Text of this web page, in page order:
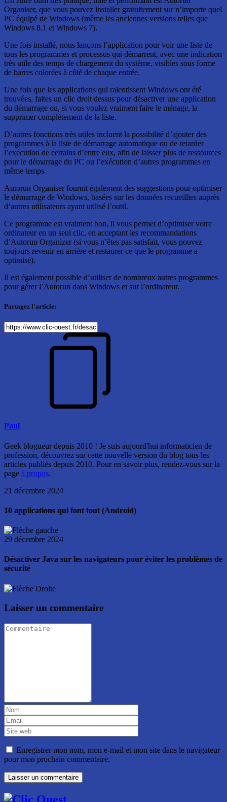
Organiser, que vous pouvez installer gratuitement sur n’importe quel
PC équipé de Windows (même les anciennes versions telles que
Windows 8.1 et Windows 7).
Une fois installé, nous lançons l’application pour voir une liste de
tous les programmes et processus qui démarrent, avec une indication
très utile des temps de chargement du système, visibles sous forme
de barres colorées à côté de chaque entrée.
Une fois que les applications qui ralentissent Windows ont été
trouvées, faites un clic droit dessus pour désactiver une application
du démarrage ou, si vous voulez vraiment faire le ménage, la
supprimer complètement de la liste.
D’autres fonctions très utiles incluent la possibilité d’ajouter des
programmes à la liste de démarrage automatique ou de retarder
l’exécution de certains d’entre eux, afin de laisser plus de ressources
pour le démarrage du PC ou l’exécution d’autres programmes en
même temps.
Autorun Organiser fournit également des suggestions pour optimiser
le démarrage de Windows, basées sur les données recueillies auprès
d’autres utilisateurs ayant utilisé l’outil.
Ce programme est vraiment bon, il vous permet d’optimiser votre
ordinateur en un seul clic, en acceptant les recommandations
d’Autorun Organizer (si vous n’êtes pas satisfait, vous pouvez
toujours revenir en arrière et restaurer ce que le programme a
optimisé).
Il est également possible d’utiliser de nombreux autres programmes
pour gérer l’Autorun dans Windows et sur l’ordinateur.
Partagez l'article:
Paul
Geek blogueur depuis 2010 ! Je suis aujourd'hui informaticien de
profession, découvrez sur cette nouvelle version du blog tous les
articles publiés depuis 2010. Pour en savoir plus, rendez-vous sur la
page à propos.
21 décembre 2024
10 applications qui font tout (Android)
29 décembre 2024
Désactiver Java sur les navigateurs pour éviter les problèmes de
sécurité
Laisser un commentaire
Enregistrer mon nom, mon e-mail et mon site dans le navigateur
pour mon prochain commentaire.